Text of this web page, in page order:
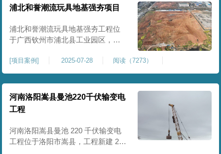
然固结程度较低，地基整体承载力
筑需长期承受货物堆放荷载，对地
基沉降稳定性、整体密实度要求较
浦北和誉潮流玩具地基强夯项目
浦北和誉潮流玩具地基强夯工程位
于广西钦州市浦北县工业园区，场
公及生活附属设施。原始场地为新
建园区待开发地块，土体回填不
均、土质松散、固结度不足，场地
承载力与整体均匀性较差，若直接
施工易出现地基不均匀沉降、地面
开裂、墙体变形等质量问题，无法
满足工业厂房长期荷载及规范建设
标
[项目案例] 2025-07-28 阅读（7273）
河南洛阳嵩县曼池220千伏输变电
工程
河南洛阳嵩县曼池 220 千伏输变电
工程位于洛阳市嵩县，工程新建 220